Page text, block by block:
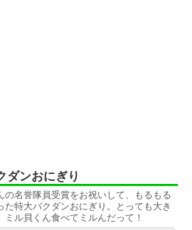
ダンおにぎり
の名誉隊員受賞をお祝いして、もるもる
た特大バクダンおにぎり。とっても大き
ミル貝くん食べてミルんだって！